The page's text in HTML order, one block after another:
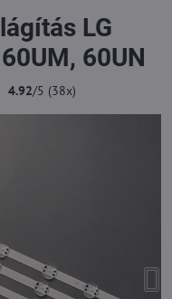
LG
60UN
4.92/5 (38x)